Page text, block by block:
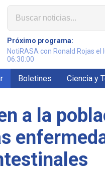
Próximo programa:
NotiRASA con Ronald Rojas el
06:30:00
Boletines Ciencia y
a la